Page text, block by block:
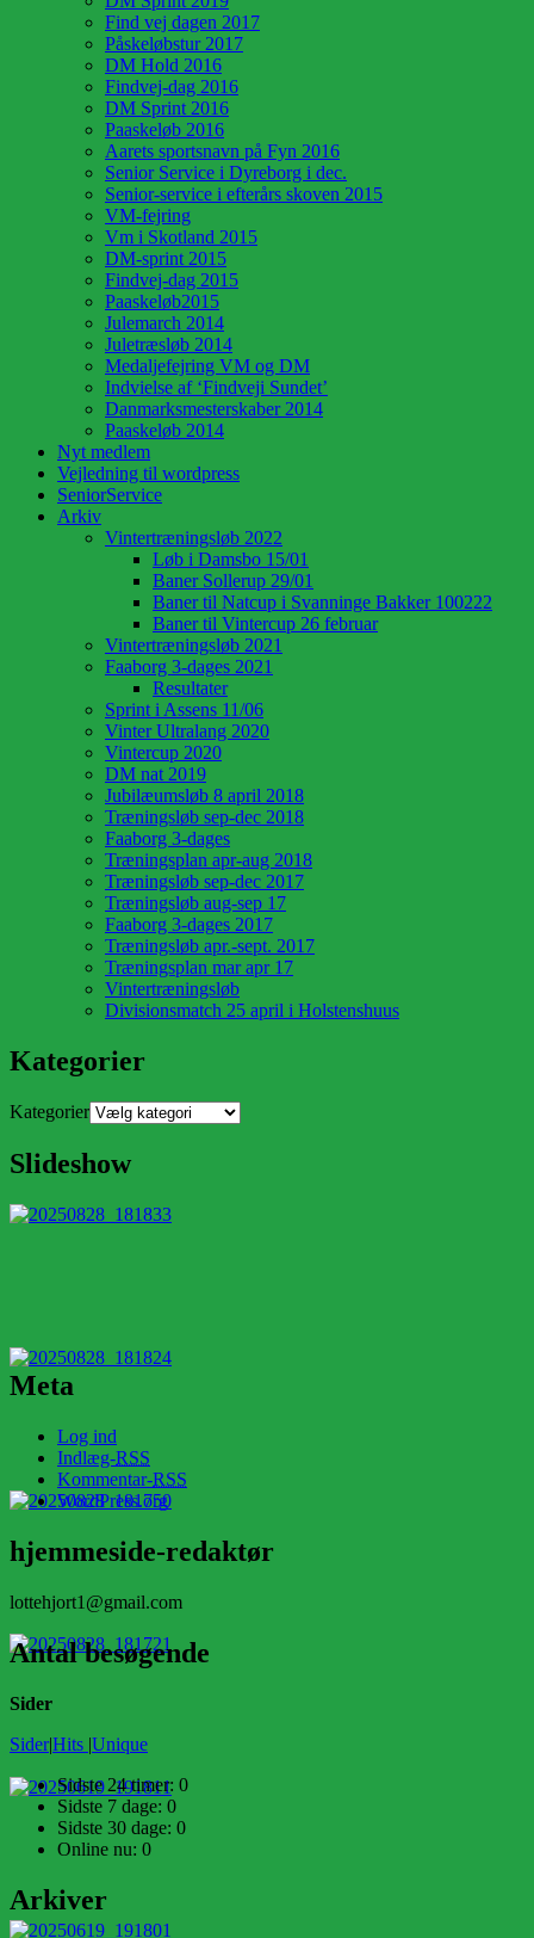
Find vej dagen 2017
Påskeløbstur 2017
DM Hold 2016
Findvej-dag 2016
DM Sprint 2016
Paaskeløb 2016
Aarets sportsnavn på Fyn 2016
Senior Service i Dyreborg i dec.
Senior-service i efterårs skoven 2015
VM-fejring
Vm i Skotland 2015
DM-sprint 2015
Findvej-dag 2015
Paaskeløb2015
Julemarch 2014
Juletræsløb 2014
Medaljefejring VM og DM
Indvielse af ‘Findveji Sundet’
Danmarksmesterskaber 2014
Paaskeløb 2014
Nyt medlem
Vejledning til wordpress
SeniorService
Arkiv
Vintertræningsløb 2022
Løb i Damsbo 15/01
Baner Sollerup 29/01
Baner til Natcup i Svanninge Bakker 100222
Baner til Vintercup 26 februar
Vintertræningsløb 2021
Faaborg 3-dages 2021
Resultater
Sprint i Assens 11/06
Vinter Ultralang 2020
Vintercup 2020
DM nat 2019
Jubilæumsløb 8 april 2018
Træningsløb sep-dec 2018
Faaborg 3-dages
Træningsplan apr-aug 2018
Træningsløb sep-dec 2017
Træningsløb aug-sep 17
Faaborg 3-dages 2017
Træningsløb apr.-sept. 2017
Træningsplan mar apr 17
Vintertræningsløb
Divisionsmatch 25 april i Holstenshuus
Kategorier
Kategorier
Slideshow
Meta
Log ind
Indlæg-RSS
Kommentar-RSS
WordPress.org
hjemmeside-redaktør
lottehjort1@gmail.com
Antal besøgende
Sider
Sider|Hits |Unique
Sidste 24 timer: 0
Sidste 7 dage: 0
Sidste 30 dage: 0
Online nu: 0
Arkiver